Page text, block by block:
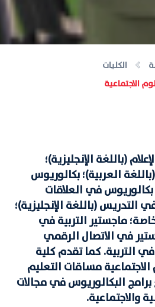
الكليات
الاجتماعية
(باللغة الإنجليزية)؛
العربية)؛ بكالوريوس
في العلاقات
التدريس (باللغة الإنجليزية)؛
ماجستير التربية في
في الاتصال الرقمي
في التربية. كما تقدم كلية
الاجتماعية مساقات التعليم
البكالوريوس في مجالات
والاجتماعية.